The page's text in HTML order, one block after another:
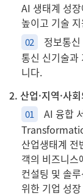
AI 생태계 성
높이고 기술
02
정보통
통신 신기술과
니다.
2. 산업·지역·사
01
AI 융합
산업생태계 전
객의 비즈니스
컨설팅 및 솔
위한 기업 성